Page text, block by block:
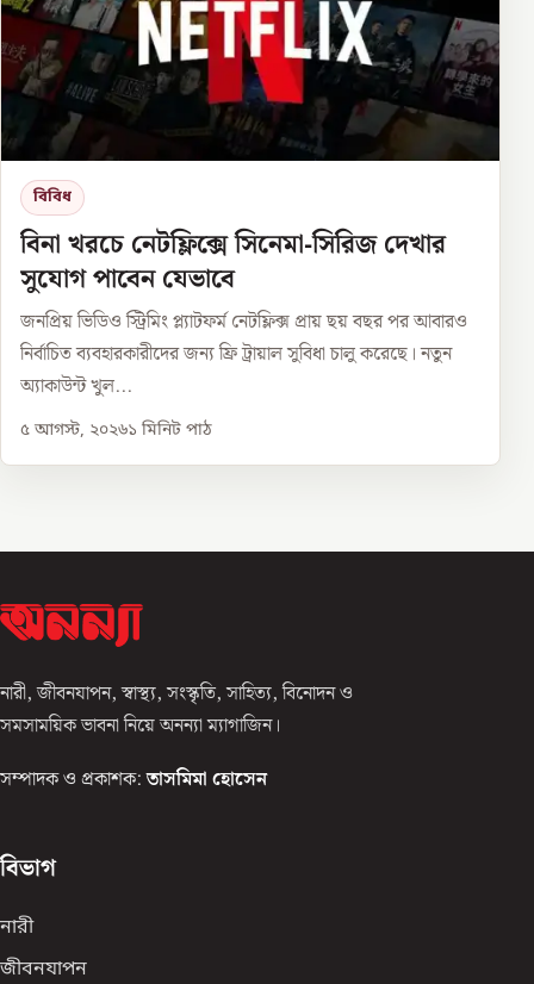
বিবিধ
বিনা খরচে নেটফ্লিক্সে সিনেমা-সিরিজ দেখার
সুযোগ পাবেন যেভাবে
জনপ্রিয় ভিডিও স্ট্রিমিং প্ল্যাটফর্ম নেটফ্লিক্স প্রায় ছয় বছর পর আবারও
নির্বাচিত ব্যবহারকারীদের জন্য ফ্রি ট্রায়াল সুবিধা চালু করেছে। নতুন
অ্যাকাউন্ট খুল...
৫ আগস্ট, ২০২৬১ মিনিট পাঠ
নারী, জীবনযাপন, স্বাস্থ্য, সংস্কৃতি, সাহিত্য, বিনোদন ও
সমসাময়িক ভাবনা নিয়ে অনন্যা ম্যাগাজিন।
সম্পাদক ও প্রকাশক: তাসমিমা হোসেন
বিভাগ
নারী
জীবনযাপন